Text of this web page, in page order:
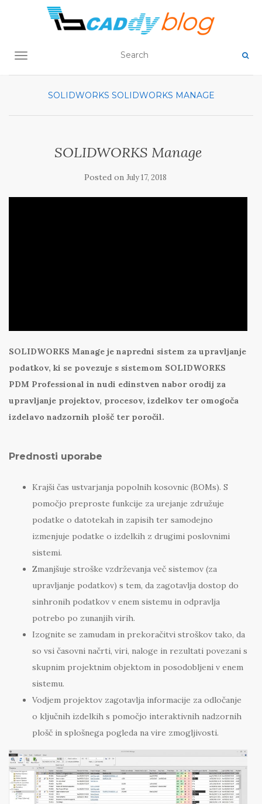
TOGGLE NAVIGATION
SOLIDWORKS SOLIDWORKS MANAGE
SOLIDWORKS Manage
Posted on July 17, 2018
SOLIDWORKS Manage je napredni sistem za upravljanje
podatkov, ki se povezuje s sistemom SOLIDWORKS
PDM Professional in nudi edinstven nabor orodij za
upravljanje projektov, procesov, izdelkov ter omogoča
izdelavo nadzornih plošč ter poročil.
Prednosti uporabe
Krajši čas ustvarjanja popolnih kosovnic (BOMs). S
pomočjo preproste funkcije za urejanje združuje
podatke o datotekah in zapisih ter samodejno
izmenjuje podatke o izdelkih z drugimi poslovnimi
sistemi.
Zmanjšuje stroške vzdrževanja več sistemov (za
upravljanje podatkov) s tem, da zagotavlja dostop do
sinhronih podatkov v enem sistemu in odpravlja
potrebo po zunanjih virih.
Izognite se zamudam in prekoračitvi stroškov tako, da
so vsi časovni načrti, viri, naloge in rezultati povezani s
skupnim projektnim objektom in posodobljeni v enem
sistemu.
Vodjem projektov zagotavlja informacije za odločanje
o ključnih izdelkih s pomočjo interaktivnih nadzornih
plošč in splošnega pogleda na vire zmogljivosti.